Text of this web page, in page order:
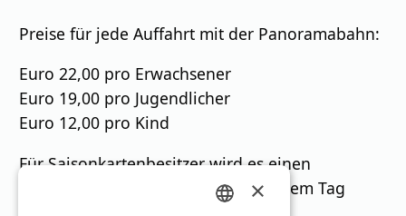
Preise für jede Auffahrt mit der Panoramabahn:
Euro 22,00 pro Erwachsener
Euro 19,00 pro Jugendlicher
Euro 12,00 pro Kind
Für Saisonkartenbesitzer wird es einen
Sonderpreis für die Auffahrt an diesem Tag
×